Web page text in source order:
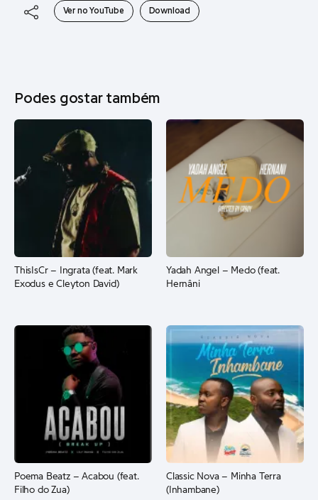
Ver no YouTube Download
Podes gostar também
ThisIsCr – Ingrata (feat. Mark
Exodus e Cleyton David)
Yadah Angel – Medo (feat.
Hernâni
Poema Beatz – Acabou (feat.
Filho do Zua)
Classic Nova – Minha Terra
(Inhambane)